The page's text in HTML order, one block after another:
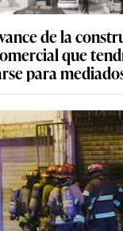
de la
que
para